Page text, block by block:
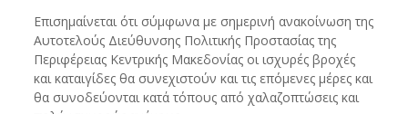
Επισημαίνεται ότι σύμφωνα με σημερινή ανακοίνωση της
Αυτοτελούς Διεύθυνσης Πολιτικής Προστασίας της
Περιφέρειας Κεντρικής Μακεδονίας οι ισχυρές βροχές
και καταιγίδες θα συνεχιστούν και τις επόμενες μέρες και
θα συνοδεύονται κατά τόπους από χαλαζοπτώσεις και